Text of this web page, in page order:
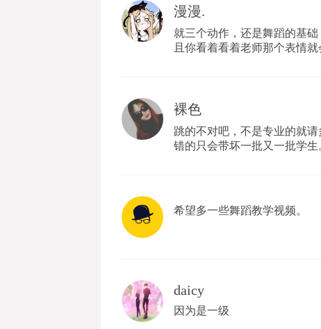
漫漫.
就三个动作，还是舞蹈的基
且你看着看着老师那个表情
裸色
跳的不对吧，不是专业的就
错的只会带坏一批又一批学生
希望多一些舞蹈教学视频。
daicy
因为是一级